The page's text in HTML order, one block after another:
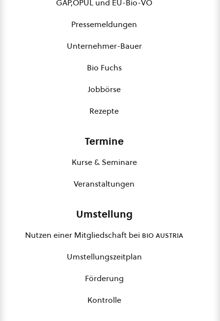
GAP,ÖPUL und EU-Bio-VO
Pressemeldungen
Unternehmer-Bauer
Bio Fuchs
Jobbörse
Rezepte
Termine
Kurse & Seminare
Veranstaltungen
Umstellung
Nutzen einer Mitgliedschaft bei bio austria
Umstellungszeitplan
Förderung
Kontrolle